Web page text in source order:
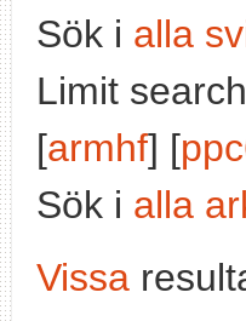
Sök i alla
Limit
[armhf] [
Sök i alla
Vissa